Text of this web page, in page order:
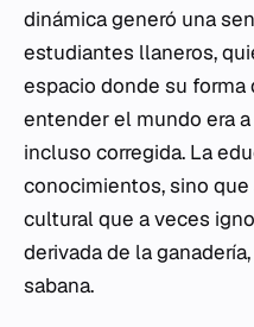
dinámica generó una
estudiantes llaneros,
espacio donde su forma
entender el mundo era
incluso corregida. La
conocimientos, sino
cultural que a veces
derivada de la
sabana.